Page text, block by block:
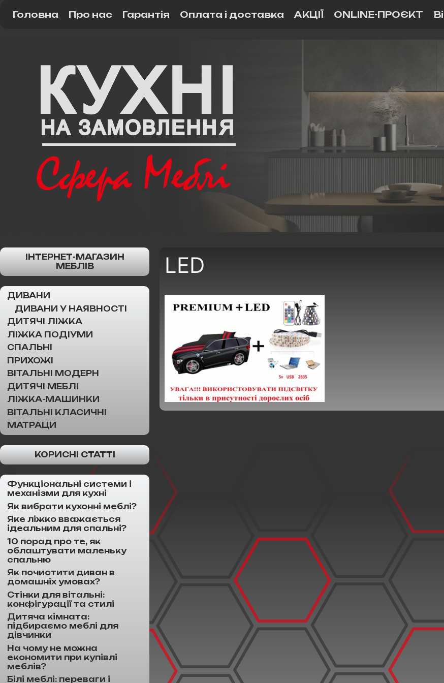
Головна Про нас Гарантія Оплата і доставка АКЦІЇ ONLINE-ПРОЄКТ
LED
ІНТЕРНЕТ-МАГАЗИН
МЕБЛІВ
ДИВАНИ
ДИВАНИ У НАЯВНОСТІ
ДИТЯЧІ ЛІЖКА
ЛІЖКА ПОДІУМИ
СПАЛЬНІ
ПРИХОЖІ
ВІТАЛЬНІ МОДЕРН
ДИТЯЧІ МЕБЛІ
ЛІЖКА-МАШИНКИ
ВІТАЛЬНІ КЛАСИЧНІ
МАТРАЦИ
КОРИСНІ СТАТТІ
Функціональні системи і
механізми для кухні
Як вибрати кухонні меблі?
Яке ліжко вважається
ідеальним для спальні?
10 порад про те, як
облаштувати маленьку
спальню
Як почистити диван в
домашніх умовах?
Стінки для вітальні:
конфігурації та стилі
Дитяча кімната:
підбираємо меблі для
дівчинки
На чому не можна
економити при купівлі
меблів?
Білі меблі: переваги і